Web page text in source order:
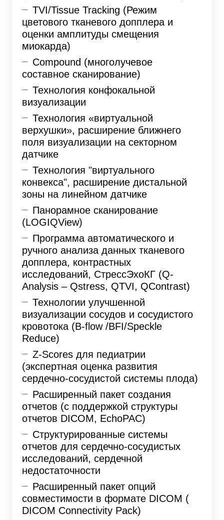
TVI/Tissue Tracking (Режим
цветового тканевого допплера и
оценки амплитуды смещения
миокарда)
Compound (многолучевое
составное сканирование)
Технология конфокальной
визуализации
Технология «виртуальной
верхушки», расширение ближнего
поля визуализации на секторном
датчике
Технология "виртуального
конвекса", расширение дистальной
зоны на линейном датчике
Панорамное сканирование
(LOGIQView)
Программа автоматического и
ручного анализа данных тканевого
допплера, контрастных
исследований, СтрессЭхоКГ (Q-
Analysis – Qstress, QTVI, QContrast)
Технологии улучшенной
визуализации сосудов и сосудистого
кровотока (B-flow /BFI/Speckle
Reduce)
Z-Scores для педиатрии
(экспертная оценка развития
сердечно-сосудистой системы плода)
Раcширенный пакет создания
отчетов (с поддержкой структуры
отчетов DICOM, EchoPAC)
Структурированные системы
отчетов для сердечно-сосудистых
исследований, сердечной
недостаточности
Расширенный пакет опций
совместимости в формате DICOM (
DICOM Connectivity Pack)